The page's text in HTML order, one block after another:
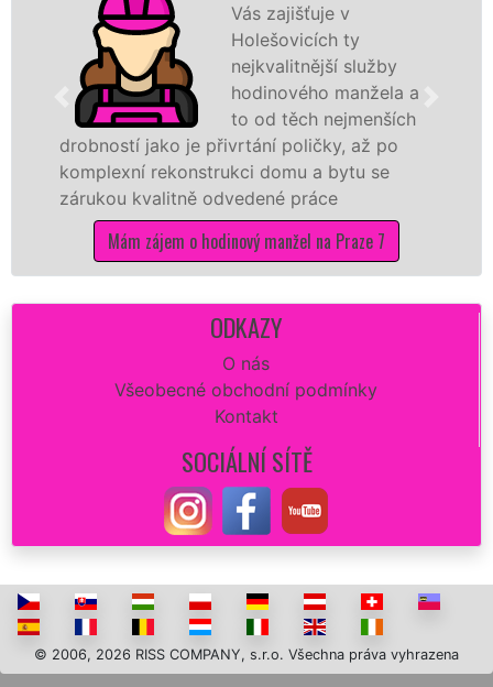
Vás zajišťuje v
Holešovicích ty
nejkvalitnější služby
hodinového manžela a
to od těch nejmenších
jako je přivrtání poličky, až po
rekonstrukci domu a bytu se
odvedené práce
zájem o hodinový manžel na Praze 7
ODKAZY
O nás
Všeobecné obchodní podmínky
Kontakt
SOCIÁLNÍ SÍTĚ